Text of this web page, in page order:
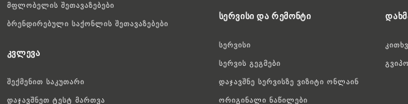
მფლობელის შეთავაზებები
ბრენდირებული საქონლის შეთავაზებები
კვლევა
შექმენით საკუთარი
დაჯავშნეთ ტესტ მართვა
სერვისი და რემონტი
სერვისი
სერვის გეგმები
დაჯავშნე სერვისზე ვიზიტი ონლაინ
ორიგინალი ნაწილები